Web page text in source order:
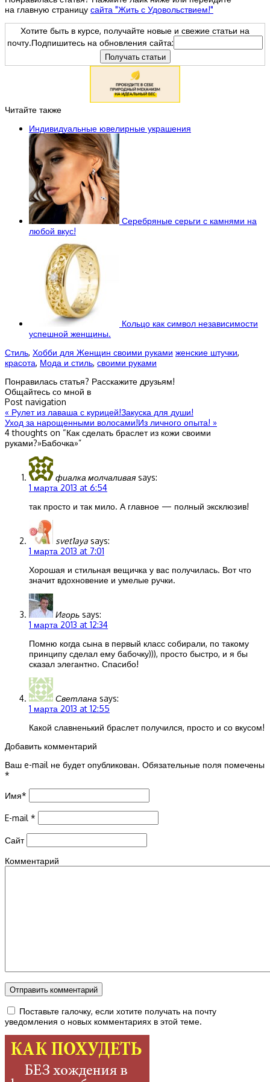
на главную страницу сайта "Жить с Удовольствием!"
Хотите быть в курсе, получайте новые и свежие статьи на
почту.Подпишитесь на обновления сайта:
Читайте также
Индивидуальные ювелирные украшения
Серебряные серьги с камнями на
любой вкус!
Кольцо как символ независимости
успешной женщины.
Стиль, Хобби для Женщин своими руками женские штучки,
красота, Мода и стиль, своими руками
Понравилась статья? Расскажите друзьям!
Общайтесь со мной в
Post navigation
« Рулет из лаваша с курицей!Закуска для души!
Уход за нарощенными волосами!Из личного опыта! »
4 thoughts on “Как сделать браслет из кожи своими
руками?»Бабочка»”
фиалка молчаливая says:
1 марта 2013 at 6:54
так просто и так мило. А главное — полный эксклюзив!
svet1aya says:
1 марта 2013 at 7:01
Хорошая и стильная вещичка у вас получилась. Вот что
значит вдохновение и умелые ручки.
Игорь says:
1 марта 2013 at 12:34
Помню когда сына в первый класс собирали, по такому
принципу сделал ему бабочку))), просто быстро, и я бы
сказал элегантно. Спасибо!
Светлана says:
1 марта 2013 at 12:55
Какой славненький браслет получился, просто и со вкусом!
Добавить комментарий
Ваш e-mail не будет опубликован. Обязательные поля помечены
*
Имя*
E-mail *
Сайт
Комментарий
Поставьте галочку, если хотите получать на почту
уведомления о новых комментариях в этой теме.